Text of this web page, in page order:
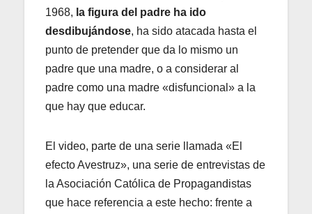
1968, la figura del padre ha ido
desdibujándose, ha sido atacada hasta el
punto de pretender que da lo mismo un
padre que una madre, o a considerar al
padre como una madre «disfuncional» a la
que hay que educar.
El video, parte de una serie llamada «El
efecto Avestruz», una serie de entrevistas de
la Asociación Católica de Propagandistas
que hace referencia a este hecho: frente a